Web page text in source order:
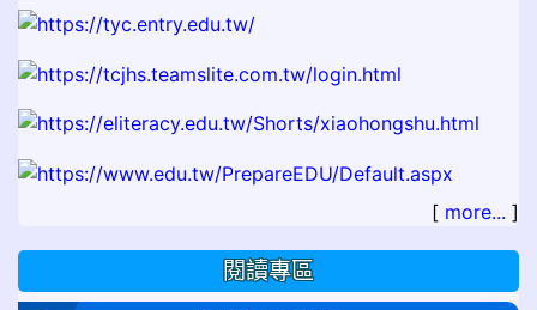
[ more... ]
閱讀專區